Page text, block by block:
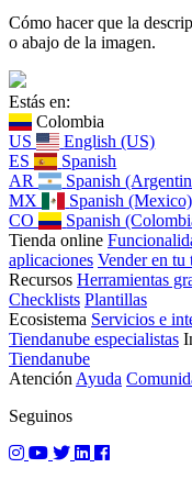
Cómo hacer que la
o abajo de la imagen.
Estás en:
Colombia
US
English (US)
ES
Spanish
AR
Spanish
MX
Spanish (Mexico)
CO
Spanish
Tienda online
aplicaciones Vender en tu
Recursos Herramientas
Checklists Plantillas
Ecosistema Servicios e
Tiendanube especialistas
Tiendanube
Atención Ayuda
Seguinos